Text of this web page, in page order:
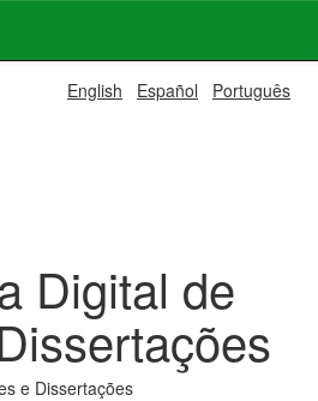
English Español Português
Digital de
e Dissertações